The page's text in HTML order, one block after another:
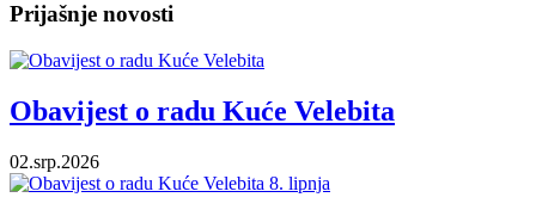
Prijašnje novosti
Obavijest o radu Kuće Velebita
02.srp.2026